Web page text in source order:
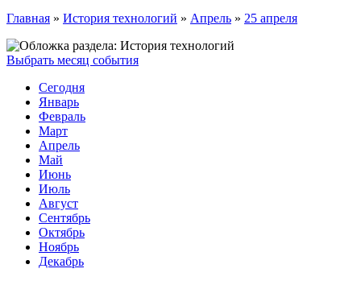
Главная » История технологий » Апрель » 25 апреля
Выбрать месяц события
Сегодня
Январь
Февраль
Март
Апрель
Май
Июнь
Июль
Август
Сентябрь
Октябрь
Ноябрь
Декабрь